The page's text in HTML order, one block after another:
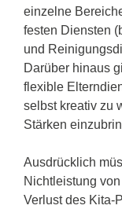
einzelne
festen Diensten
und
Darüber hinaus
flexible
selbst kreativ zu
Stärken
Ausdrücklich
Nichtleistung
Verlust des Kita-